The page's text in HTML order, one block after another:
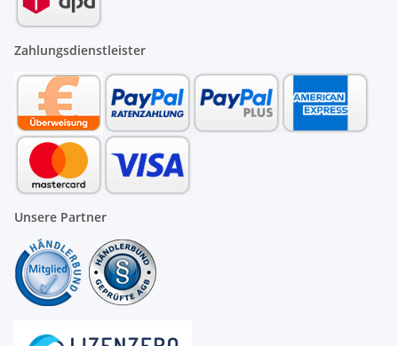
Zahlungsdienstleister
Unsere Partner